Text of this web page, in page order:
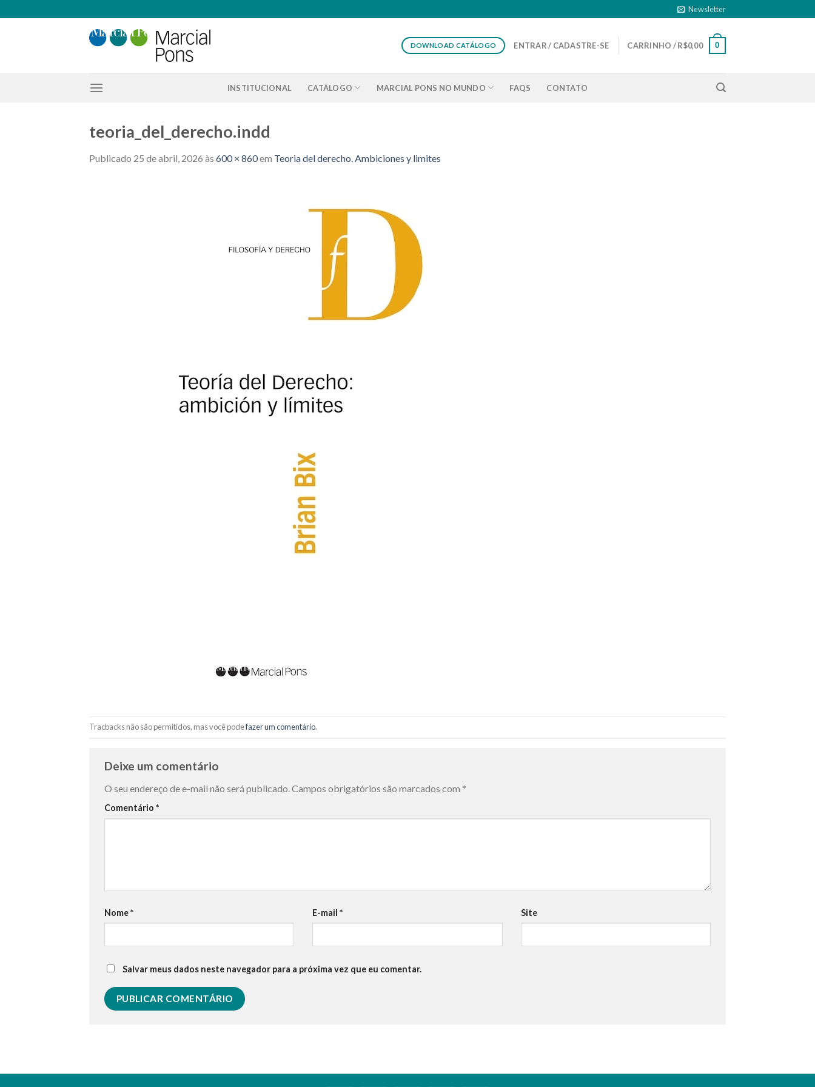
to
Newsletter
DOWNLOAD CATÁLOGO ENTRAR / CADASTRE-SE CARRINHO /R$0,00 0
INSTITUCIONAL CATÁLOGO MARCIAL PONS NO MUNDO FAQS CONTATO
teoria_del_derecho.indd
Publicado 25 de abril, 2026 às 600 × 860em Teoria del derecho. Ambiciones y limites
Tracbacks não são permitidos, mas você podefazer um comentário.
Deixe um comentário
O seu endereço de e-mail não será publicado.Campos obrigatórios são marcados com *
Comentário *
Nome* E-mail* Site
Salvar meus dados neste navegador para a próxima vez que eu comentar.